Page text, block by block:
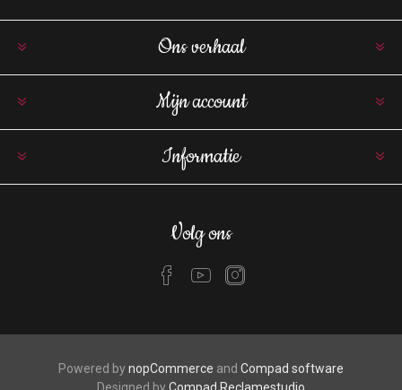
Ons verhaal
Mijn account
Informatie
Volg ons
Powered bynopCommerce and Compad software